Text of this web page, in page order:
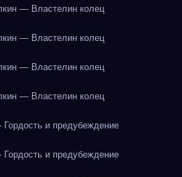
— Властелин колец
— Властелин колец
— Властелин колец
— Властелин колец
и предубеждение
и предубеждение